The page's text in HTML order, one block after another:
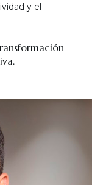
y el